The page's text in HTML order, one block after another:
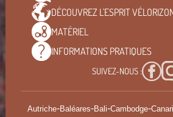
DÉCOUVREZ L'ESPRIT
MATÉRIEL
INFORMATIONS PRATIQUES
SUIVEZ-NOUS :
Autriche-Baléares-Bali-Cambodge-